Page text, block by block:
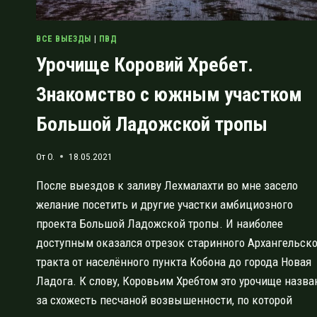
ВСЕ ВЫЕЗДЫ ПВД
Урочище Коровий Хребет.
Знакомство с южным участком
Большой Ладожской тропы
ОтO. 18.05.2021
После выездов к заливу Лехмалахти во мне засело
желание посетить и другие участки амбициозного
проекта Большой Ладожской тропы. И наиболее
доступным оказался отрезок старинного
тракта от населённого пункта Кобона до города Новая
Ладога. К слову, Коровьим Хребтом это урочище
за схожесть песчаной возвышенности, по которой